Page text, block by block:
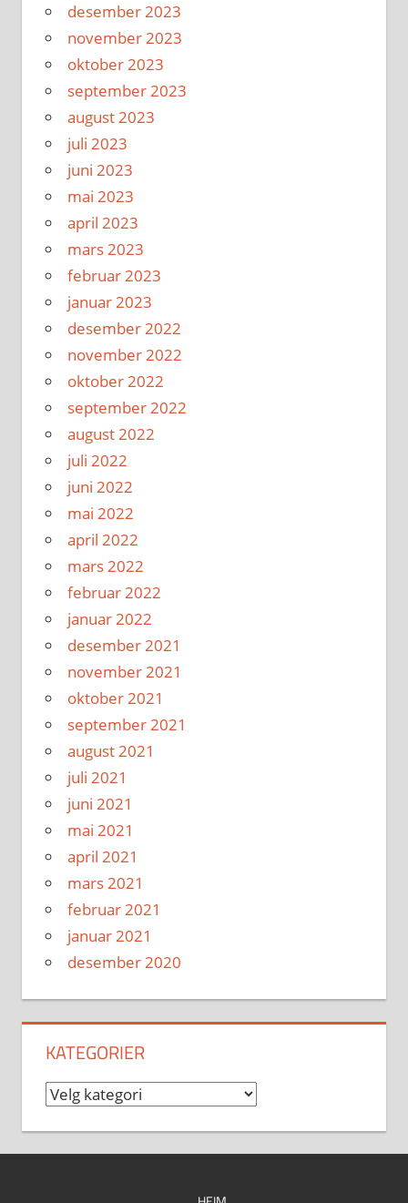
desember 2023
november 2023
oktober 2023
september 2023
august 2023
juli 2023
juni 2023
mai 2023
april 2023
mars 2023
februar 2023
januar 2023
desember 2022
november 2022
oktober 2022
september 2022
august 2022
juli 2022
juni 2022
mai 2022
april 2022
mars 2022
februar 2022
januar 2022
desember 2021
november 2021
oktober 2021
september 2021
august 2021
juli 2021
juni 2021
mai 2021
april 2021
mars 2021
februar 2021
januar 2021
desember 2020
KATEGORIER
Kategorier